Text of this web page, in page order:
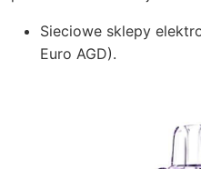
Sieciowe sklepy
Euro AGD).